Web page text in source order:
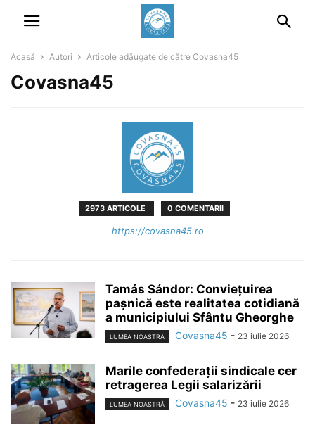
Acasă Autori Articole adăugate de către Covasna45
Covasna45
2973 ARTICOLE 0 COMENTARII
https://covasna45.ro
Tamás Sándor: Conviețuirea
pașnică este realitatea cotidiană
a municipiului Sfântu Gheorghe
LUMEA NOASTRĂ Covasna45 - 23 iulie 2026
Marile confederații sindicale cer
retragerea Legii salarizării
LUMEA NOASTRĂ Covasna45 - 23 iulie 2026